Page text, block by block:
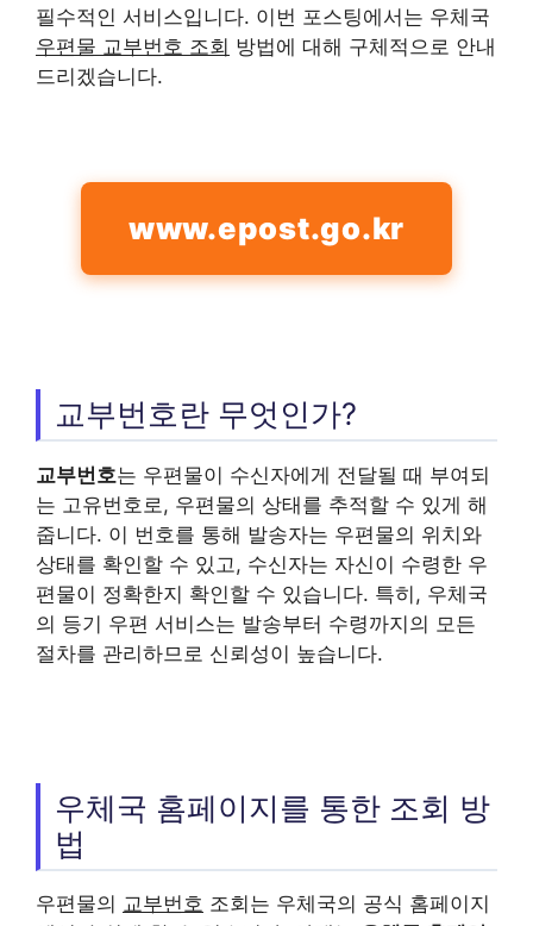
필수적인 서비스입니다. 이번 포스팅에서는 우체국
우편물 교부번호 조회 방법에 대해 구체적으로 안내
드리겠습니다.
www.epost.go.kr
교부번호란 무엇인가?
교부번호는 우편물이 수신자에게 전달될 때 부여되
는 고유번호로, 우편물의 상태를 추적할 수 있게 해
줍니다. 이 번호를 통해 발송자는 우편물의 위치와
상태를 확인할 수 있고, 수신자는 자신이 수령한 우
편물이 정확한지 확인할 수 있습니다. 특히, 우체국
의 등기 우편 서비스는 발송부터 수령까지의 모든
절차를 관리하므로 신뢰성이 높습니다.
우체국 홈페이지를 통한 조회 방
법
우편물의 교부번호 조회는 우체국의 공식 홈페이지